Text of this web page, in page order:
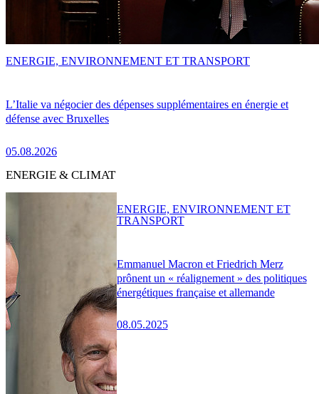
L’Italie va négocier des dépenses supplémentaires en énergie et
défense avec Bruxelles
05.08.2026
ENERGIE, ENVIRONNEMENT ET TRANSPORT
ENERGIE & CLIMAT
Emmanuel Macron et Friedrich Merz
prônent un « réalignement » des politiques
énergétiques française et allemande
08.05.2025
ENERGIE, ENVIRONNEMENT ET
TRANSPORT